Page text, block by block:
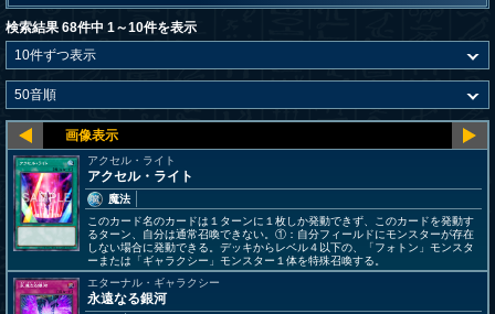
検索結果 68件中 1～10件を表示
アクセル・ライト
アクセル・ライト
魔法
このカード名のカードは１ターンに１枚しか発動できず、このカードを発動す
るターン、自分は通常召喚できない。①：自分フィールドにモンスターが存在
しない場合に発動できる。デッキからレベル４以下の、「フォトン」モンスタ
ーまたは「ギャラクシー」モンスター１体を特殊召喚する。
エターナル・ギャラクシー
永遠なる銀河